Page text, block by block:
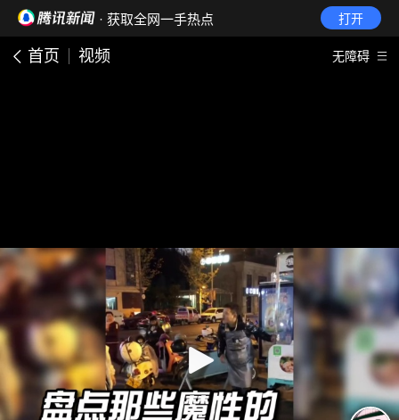
· 获取全网一手热点 打开
首页 视频 无障碍